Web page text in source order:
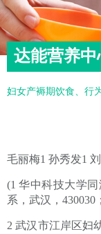
达能营养
妇女产褥期饮食、行
毛丽梅1 孙秀发1
(1 华中科技大学
系，武汉，430030；
2 武汉市江岸区妇